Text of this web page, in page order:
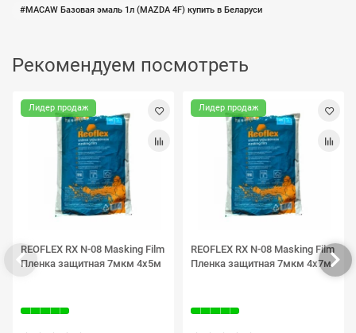
MACAW Базовая эмаль 1л (MAZDA 4F) купить в Беларуси
Рекомендуем посмотреть
Лидер продаж
REOFLEX RX N-08 Masking Film
Пленка защитная 7мкм 4х5м
Лидер продаж
REOFLEX RX N-08 Masking Film
Пленка защитная 7мкм 4х7м